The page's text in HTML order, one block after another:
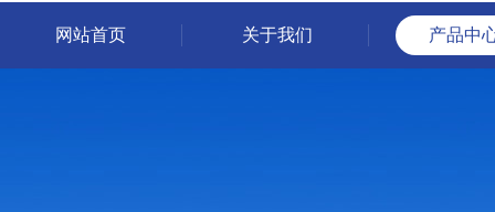
网站首页 关于我们 产品中